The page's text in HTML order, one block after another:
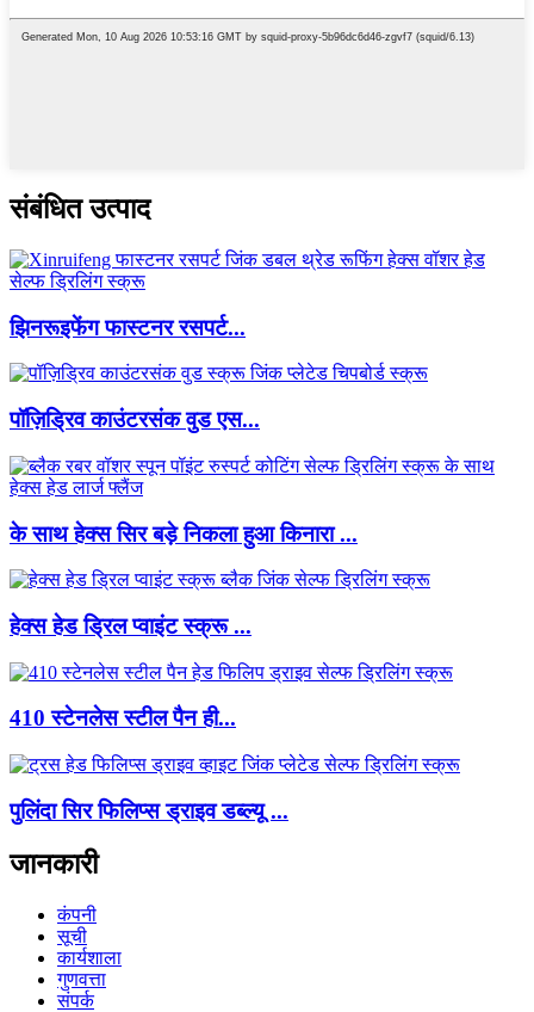
संबंधित उत्पाद
झिनरूइफेंग फास्टनर रसपर्ट...
पॉज़िड्रिव काउंटरसंक वुड एस...
के साथ हेक्स सिर बड़े निकला हुआ किनारा ...
हेक्स हेड ड्रिल प्वाइंट स्क्रू ...
410 स्टेनलेस स्टील पैन ही...
पुलिंदा सिर फिलिप्स ड्राइव डब्ल्यू ...
जानकारी
कंपनी
सूची
कार्यशाला
गुणवत्ता
संपर्क